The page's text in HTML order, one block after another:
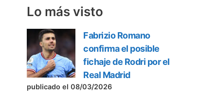
Lo más visto
Fabrizio Romano
confirma el posible
fichaje de Rodri por el
Real Madrid
publicado el 08/03/2026